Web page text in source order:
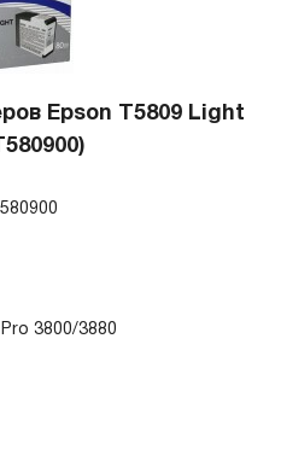
Epson T5809 Light
3800/3880